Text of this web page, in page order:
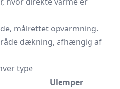
målrettet opvarmning.
dækning, afhængig af
type
Ulemper